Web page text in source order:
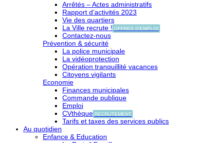
Arrêtés – Actes administratifs
Rapport d’activités 2023
Vie des quartiers
La Ville recrute ! OFFRES D'EMPLOI
Contactez-nous
Prévention & sécurité
La police municipale
La vidéoprotection
Opération tranquillité vacances
Citoyens vigilants
Economie
Finances municipales
Commande publique
Emploi
CVthèque RECRUTEMENT
Tarifs et taxes des services publics
Au quotidien
Enfance & Education